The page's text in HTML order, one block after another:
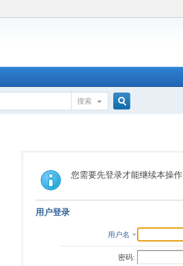
搜索
索
您需要先登录才能继续本操作
用户登录
用户名
密码: